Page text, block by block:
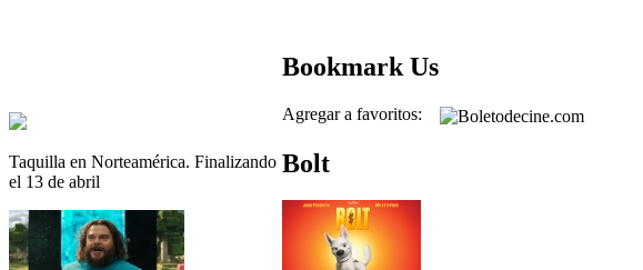
Taquilla en Norteamérica. Finalizando
el 13 de abril
Bookmark Us
Agregar a favoritos:
Bolt